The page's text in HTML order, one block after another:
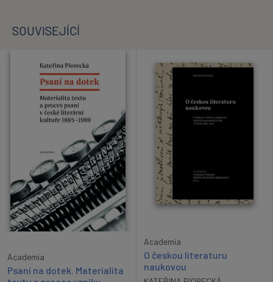
SOUVISEJÍCÍ
Academia
Psaní na dotek. Materialita
Academia
O českou literaturu
naukovou